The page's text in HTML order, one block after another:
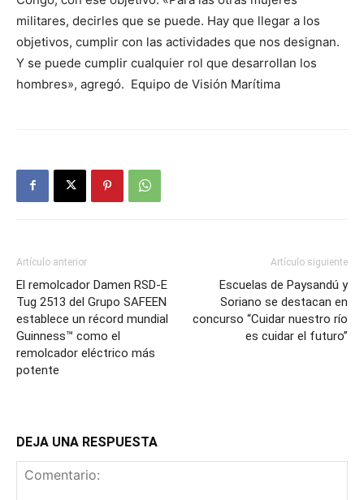
militares, decirles que se puede. Hay que llegar a los
objetivos, cumplir con las actividades que nos designan.
Y se puede cumplir cualquier rol que desarrollan los
hombres», agregó. Equipo de Visión Marítima
Artículo anterior
El remolcador Damen RSD-E
Tug 2513 del Grupo SAFEEN
establece un récord mundial
Guinness™ como el
remolcador eléctrico más
potente
Artículo siguiente
Escuelas de Paysandú y
Soriano se destacan en
concurso “Cuidar nuestro río
es cuidar el futuro”
DEJA UNA RESPUESTA